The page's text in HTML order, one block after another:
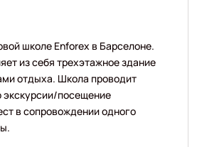
школе Enforex в Барселоне.
из себя трехэтажное здание
отдыха. Школа проводит
посещение
в сопровождении одного